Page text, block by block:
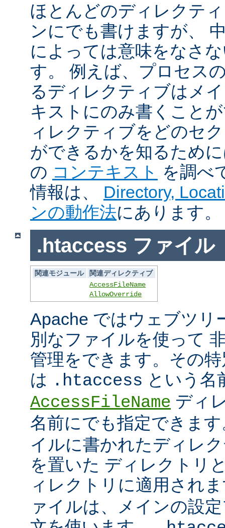
ほとんどのディレクテ
ンにでも書けますが、
によっては意味をなさ
す。 例えば、プロセス
るディレクティブはメ
キストにのみ書くこと
ィレクティブをどのセ
ができるかを知るため
の コンテキスト を調べ
情報は、 Directory,
ンの動作法にあります。
.htaccess ファイル
関連モジュール
関連ディレクティブ
AccessFileName
AllowOverride
Apache ではウェブツリ
別なファイルを使って
管理をできます。その
は .htaccess という名
AccessFileName ディ
名前にでも指定できま
イルに書かれたディレ
を置いた ディレクトリ
ィレクトリに適用され
ァイルは、メインの設